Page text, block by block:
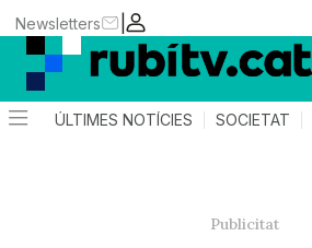
|
Newsletters
ÚLTIMES NOTÍCIES SOCIETAT